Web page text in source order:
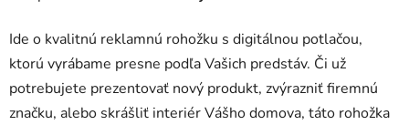
Ide o kvalitnú reklamnú rohožku s digitálnou potlačou,
ktorú vyrábame presne podľa Vašich predstáv. Či už
potrebujete prezentovať nový produkt, zvýrazniť firemnú
značku, alebo skrášliť interiér Vášho domova, táto rohožka